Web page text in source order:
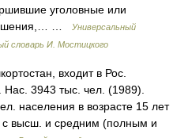
уголовные или
…
Универсальный
словарь И. Мостицкого
входит в Рос.
3943 тыс. чел. (1989).
населения в возрасте 15 лет
с высш. и средним (полным и